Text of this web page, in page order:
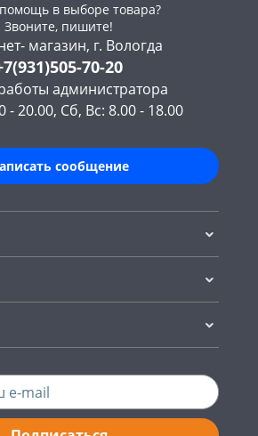
в выборе товара?
Звоните, пишите!
магазин, г. Вологда
70-20
администратора
- 20.00, Сб, Вс: 8.00 - 18.00
сообщение